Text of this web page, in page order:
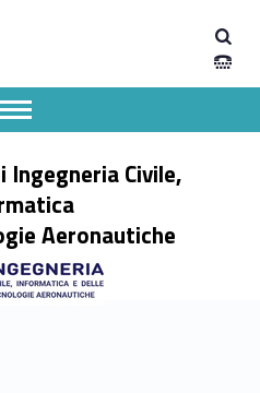
Civile,
Aeronautiche
Apri il menu secondario